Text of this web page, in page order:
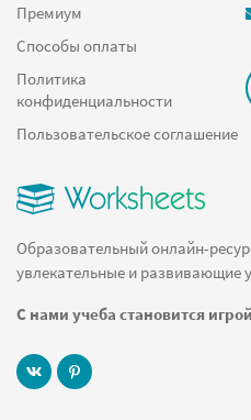
Образовательный онлайн-
увлекательные и развивающие
С нами учеба становится
Премиум
Способы оплаты
Политика
конфиденциальности
Пользовательское соглашение